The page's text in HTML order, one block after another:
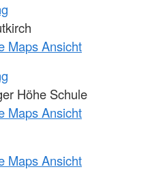
Maps Ansicht
Höhe Schule
Maps Ansicht
Maps Ansicht